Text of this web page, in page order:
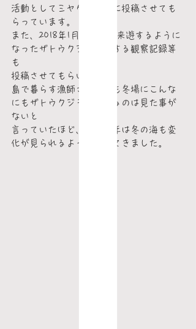
活動としてミヤケンシスに投稿させても
らっています。
また、2018年1月ごろから来遊するように
なったザトウクジラに関する観察記録等
も
投稿させてもらいました。
島で暮らす漁師さんたちも冬場にこんな
にもザトウクジラが訪れるのは見た事が
ないと
言っていたほど、ここ数年は冬の海も変
化が見られるようになってきました。